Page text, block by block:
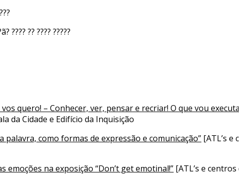
???? ?? ???? ?????
quero! – Conhecer, ver, pensar e recriar! O que vou
da Cidade e Edifício da Inquisição
palavra, como formas de expressão e comunicação” [ATL’s
emoções na exposição “Don’t get emotinal!” [ATL’s e